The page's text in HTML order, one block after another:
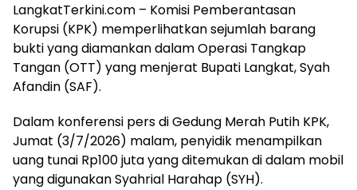
LangkatTerkini.com – Komisi Pemberantasan
Korupsi (KPK) memperlihatkan sejumlah barang
bukti yang diamankan dalam Operasi Tangkap
Tangan (OTT) yang menjerat Bupati Langkat, Syah
Afandin (SAF).
Dalam konferensi pers di Gedung Merah Putih KPK,
Jumat (3/7/2026) malam, penyidik menampilkan
uang tunai Rp100 juta yang ditemukan di dalam mobil
yang digunakan Syahrial Harahap (SYH).